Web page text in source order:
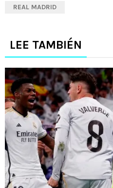
REAL MADRID
LEE TAMBIÉN